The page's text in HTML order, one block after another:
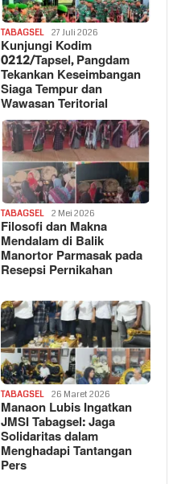
TABAGSEL 27 Juli 2026
Kunjungi Kodim
0212/Tapsel, Pangdam
Tekankan Keseimbangan
Siaga Tempur dan
Wawasan Teritorial
TABAGSEL 2 Mei 2026
Filosofi dan Makna
Mendalam di Balik
Manortor Parmasak pada
Resepsi Pernikahan
TABAGSEL 26 Maret 2026
Manaon Lubis Ingatkan
JMSI Tabagsel: Jaga
Solidaritas dalam
Menghadapi Tantangan
Pers